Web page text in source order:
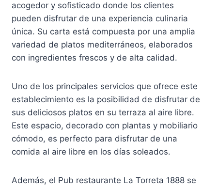
acogedor y sofisticado donde los clientes
pueden disfrutar de una experiencia culinaria
única. Su carta está compuesta por una amplia
variedad de platos mediterráneos, elaborados
con ingredientes frescos y de alta calidad.
Uno de los principales servicios que ofrece este
establecimiento es la posibilidad de disfrutar de
sus deliciosos platos en su terraza al aire libre.
Este espacio, decorado con plantas y mobiliario
cómodo, es perfecto para disfrutar de una
comida al aire libre en los días soleados.
Además, el Pub restaurante La Torreta 1888 se